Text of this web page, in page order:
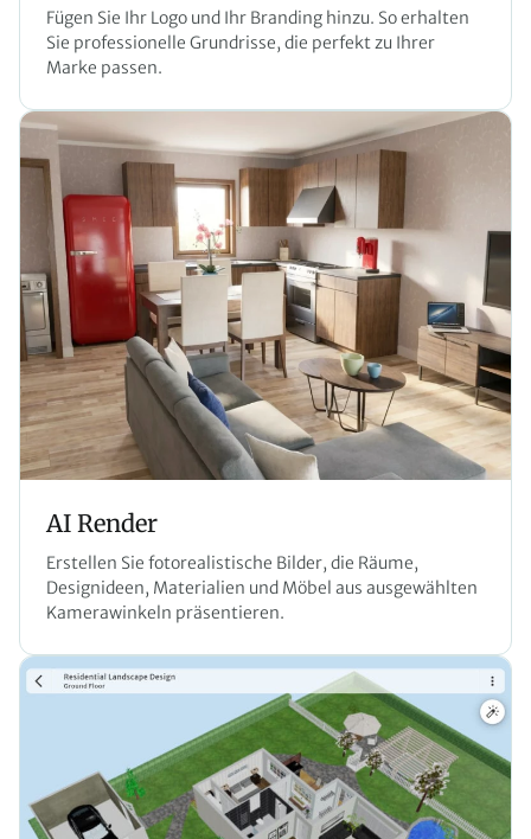
Fügen Sie Ihr Logo und Ihr Branding hinzu. So erhalten
Sie professionelle Grundrisse, die perfekt zu Ihrer
Marke passen.
AI Render
Erstellen Sie fotorealistische Bilder, die Räume,
Designideen, Materialien und Möbel aus ausgewählten
Kamerawinkeln präsentieren.